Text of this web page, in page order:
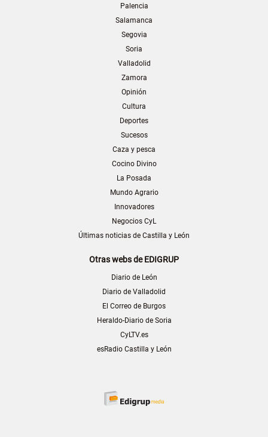
Palencia
Salamanca
Segovia
Soria
Valladolid
Zamora
Opinión
Cultura
Deportes
Sucesos
Caza y pesca
Cocino Divino
La Posada
Mundo Agrario
Innovadores
Negocios CyL
Últimas noticias de Castilla y León
Otras webs de EDIGRUP
Diario de León
Diario de Valladolid
El Correo de Burgos
Heraldo-Diario de Soria
CyLTV.es
esRadio Castilla y León